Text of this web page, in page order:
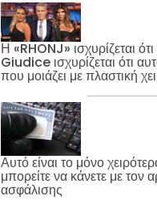
Η «RHONJ» ισχυρίζεται
Giudice ισχυρίζεται ότι
που μοιάζει με πλαστική
Αυτό είναι το μόνο
μπορείτε να κάνετε με τον
ασφάλισης